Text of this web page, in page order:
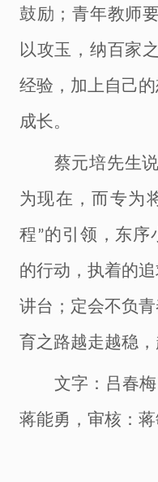
鼓励；青年教师
以攻玉，纳百家
经验，加上自己
成长。
蔡元培先生说
为现在，而专为
程”的引领， 东序
的行动，执着的
讲台；定会不负
育之路越走越稳，
文字 ：吕春梅
蒋能勇， 审核：